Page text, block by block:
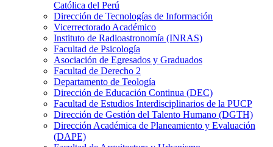
Católica del Perú
Dirección de Tecnologías de Información
Vicerrectorado Académico
Instituto de Radioastronomía (INRAS)
Facultad de Psicología
Asociación de Egresados y Graduados
Facultad de Derecho 2
Departamento de Teología
Dirección de Educación Continua (DEC)
Facultad de Estudios Interdisciplinarios de la PUCP
Dirección de Gestión del Talento Humano (DGTH)
Dirección Académica de Planeamiento y Evaluación
(DAPE)